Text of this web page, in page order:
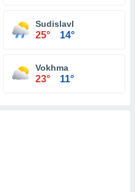
Sudislavl
25° 14°
Vokhma
23° 11°